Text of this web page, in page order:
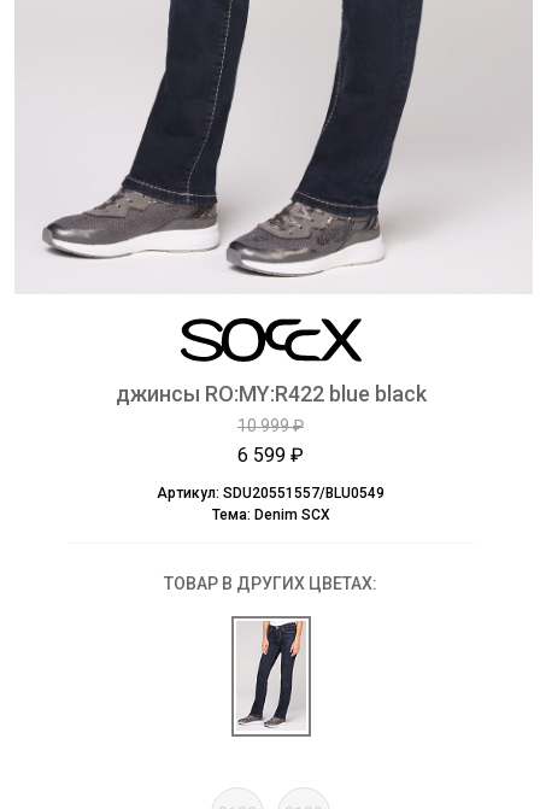
джинсы RO:MY:R422 blue black
10 999 ₽
6 599 ₽
Артикул: SDU20551557/BLU0549
Тема: Denim SCX
ТОВАР В ДРУГИХ ЦВЕТАХ: